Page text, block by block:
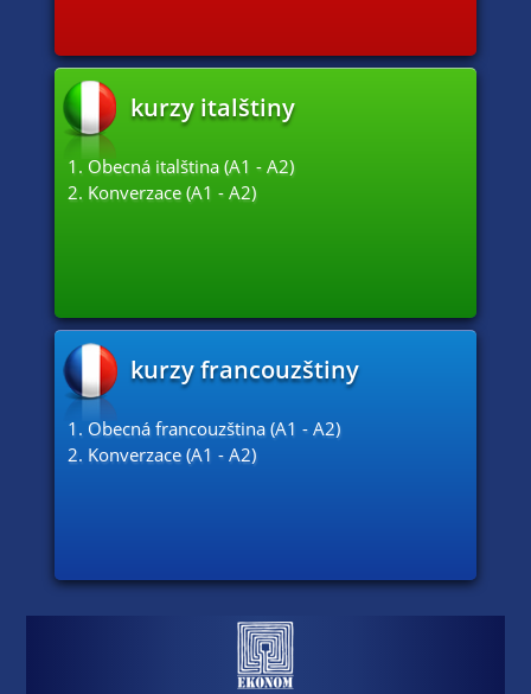
kurzy italštiny
1. Obecná italština (A1 - A2)
2. Konverzace (A1 - A2)
kurzy francouzštiny
1. Obecná francouzština (A1 - A2)
2. Konverzace (A1 - A2)